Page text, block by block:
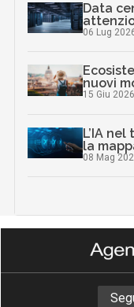
Data
06 Lug
nuovi
15 Giu 2026
L’IA
la
08 Mag